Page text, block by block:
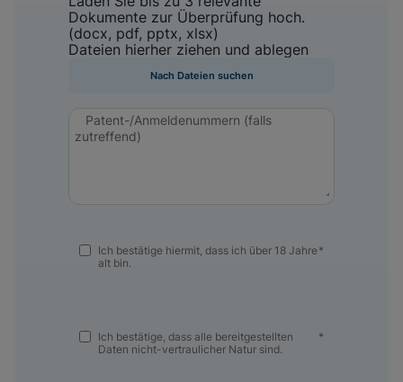
Dokumente zur Überprüfung hoch.
(docx, pdf, pptx, xlsx)
Dateien hierher ziehen und ablegen
Nach Dateien suchen
Patent-/Anmeldenummern (falls
zutreffend)
Ich bestätige hiermit, dass ich über 18 Jahre
alt bin.
*
Ich bestätige, dass alle bereitgestellten
Daten nicht-vertraulicher Natur sind.
*